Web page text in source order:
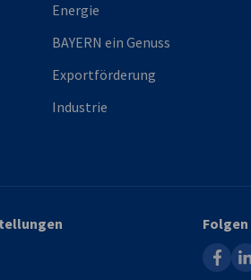
Energie
BAYERN ein Genuss
Exportförderung
Industrie
Folgen